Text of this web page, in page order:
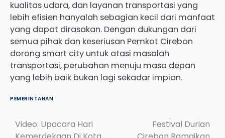
kualitas udara, dan layanan transportasi yang
lebih efisien hanyalah sebagian kecil dari manfaat
yang dapat dirasakan. Dengan dukungan dari
semua pihak dan keseriusan Pemkot Cirebon
dorong smart city untuk atasi masalah
transportasi, perubahan menuju masa depan
yang lebih baik bukan lagi sekadar impian.
PEMERINTAHAN
Post
Video: Upacara Hari
Festival Durian